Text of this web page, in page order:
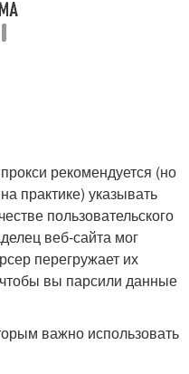
рекомендуется (но
практике) указывать
пользовательского
веб-сайта мог
перегружает их
вы парсили данные
важно использовать